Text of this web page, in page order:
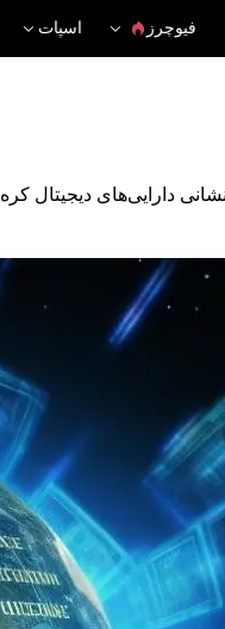
فیوچرز اسپات
دارایی‌های دیجیتال کره